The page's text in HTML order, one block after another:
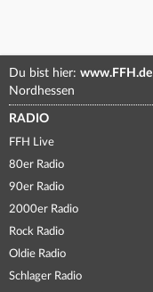
Du bist hier: www.FFH.de
Nordhessen
RADIO
FFH Live
80er Radio
90er Radio
2000er Radio
Rock Radio
Oldie Radio
Schlager Radio